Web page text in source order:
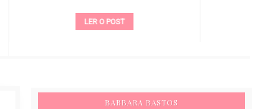
BARBARA BASTOS